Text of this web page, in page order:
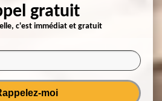
gratuit
c'est immédiat et gratuit